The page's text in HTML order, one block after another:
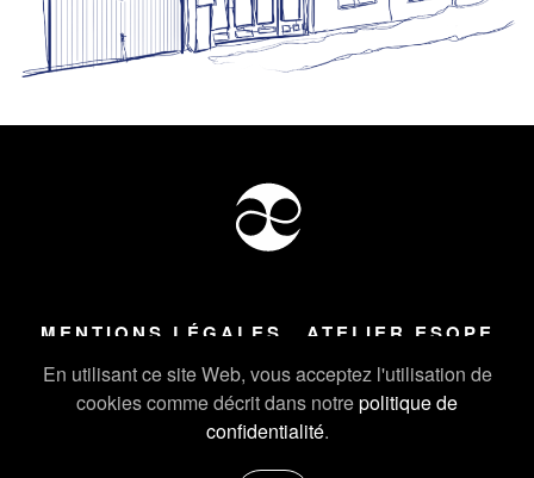
En utilisant ce site Web, vous acceptez l'utilisation de
cookies comme décrit dans notrepolitique de
confidentialité.
MENTIONS LÉGALES ATELIER ESOPE